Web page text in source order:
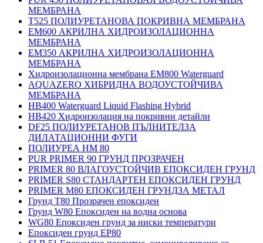
МЕМБРАНА
T525 ПОЛИУРЕТАНОВА ПОКРИВНА МЕМБРАНА
EM600 АКРИЛНА ХИДРОИЗОЛАЦИОННА
МЕМБРАНА
EM350 АКРИЛНА ХИДРОИЗОЛАЦИОННА
МЕМБРАНА
Хидроизолационна мембрана EM800 Waterguard
AQUAZERO ХИБРИДНА ВОДОУСТОЙЧИВА
МЕМБРАНА
HB400 Waterguard Liquid Flashing Hybrid
HB420 Хидроизолация на покривни детайли
DF25 ПОЛИУРЕТАНОВ ПЪЛНИТЕЛЗА
ДИЛАТАЦИОННИ ФУГИ
ПОЛИУРЕА HM 80
PUR PRIMER 90 ГРУНД ПРОЗРАЧЕН
PRIMER 80 ВЛАГОУСТОЙЧИВ ЕПОКСИДЕН ГРУНД
PRIMER S80 СТАНДАРТЕН ЕПОКСИДЕН ГРУНД
PRIMER M80 ЕПОКСИДЕН ГРУНДЗА МЕТАЛ
Грунд Т80 Прозрачен епоксиден
Грунд W80 Епоксиден на водна основа
WG80 Епоксиден грунд за ниски температури
Епоксиден грунд EP80